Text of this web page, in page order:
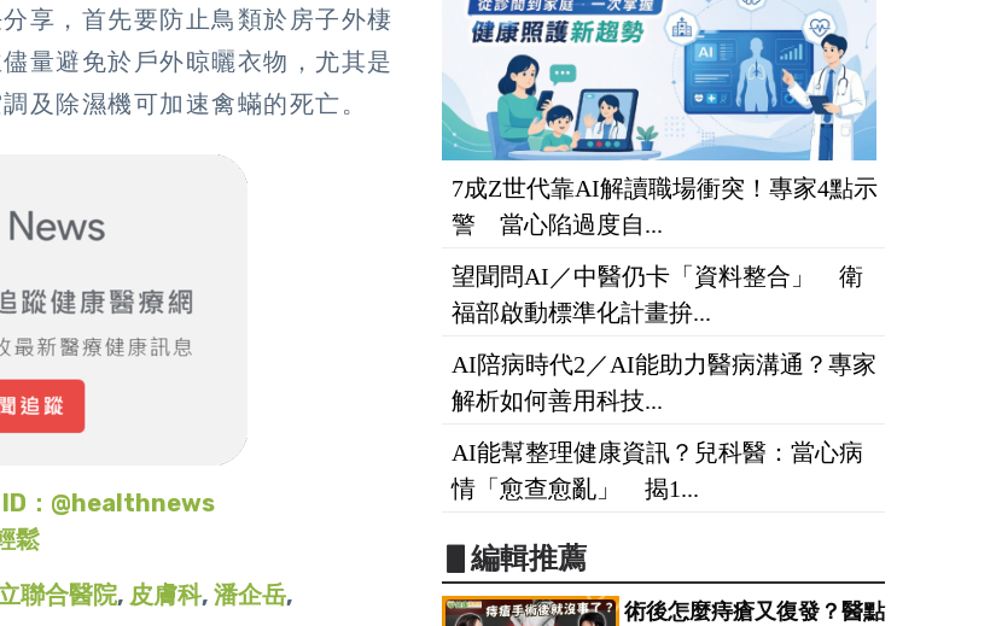
享，首先要防止鳥類於房子外棲
量避免於戶外晾曬衣物，尤其是
及除濕機可加速禽蟎的死亡。
ID：@healthnews
鬆
聯合醫院, 皮膚科, 潘企岳,
7成Z世代靠AI解讀職場衝突！專家4點示
警 當心陷過度自...
望聞問AI／中醫仍卡「資料整合」 衛
福部啟動標準化計畫拚...
AI陪病時代2／AI能助力醫病溝通？專家
解析如何善用科技...
AI能幫整理健康資訊？兒科醫：當心病
情「愈查愈亂」 揭1...
▋編輯推薦
術後怎麼痔瘡又復發？醫點